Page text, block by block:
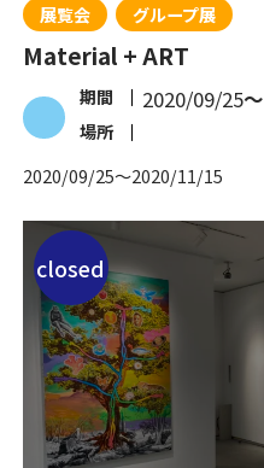
展覧会 グループ展
Material + ART
期間 2020/09/25〜
場所
2020/09/25〜2020/11/15
closed